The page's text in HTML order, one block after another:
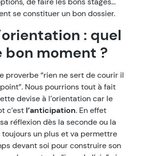
se constituer un bon dossier.
: quel
bon moment ?
proverbe “rien ne sert de courir il
Nous pourrions tout à fait
devise à l’orientation car le
c’est l’anticipation. En effet
réflexion dès la seconde ou la
un plus et va permettre
devant soi pour construire son